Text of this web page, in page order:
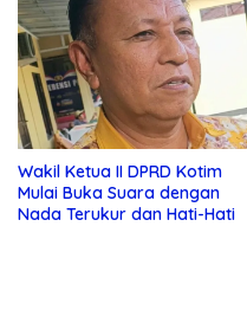
Wakil Ketua II DPRD Kotim
Mulai Buka Suara dengan
Nada Terukur dan Hati-Hati